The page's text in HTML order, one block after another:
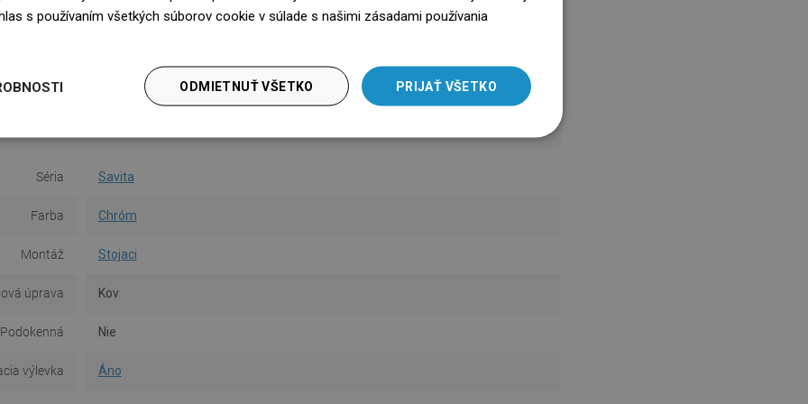
č.
do
Séria Savita
Farba Chróm
Montáž Stojaci
úprava Kov
Podokenná Nie
výlevka Áno
LITHUANIAN
ROMANIAN
s používaním všetkých súborov cookie v súlade s našimi zásadami používania
PRIJAŤ VŠETKO
ODMIETNUŤ VŠETKO